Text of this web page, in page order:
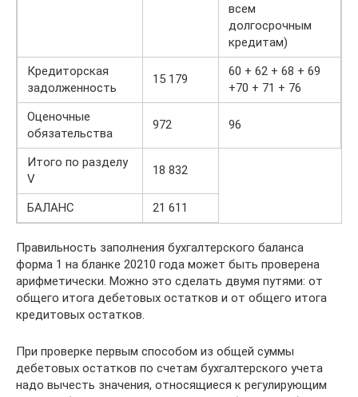
всем
долгосрочным
кредитам)
Кредиторская
задолженность
15 179
60 + 62 + 68 + 69
+70 + 71 + 76
Оценочные
обязательства
972 96
Итого по разделу
V
18 832
БАЛАНС 21 611
Правильность заполнения бухгалтерского баланса
форма 1 на бланке 20210 года может быть проверена
арифметически. Можно это сделать двумя путями: от
общего итога дебетовых остатков и от общего итога
кредитовых остатков.
При проверке первым способом из общей суммы
дебетовых остатков по счетам бухгалтерского учета
надо вычесть значения, относящиеся к регулирующим